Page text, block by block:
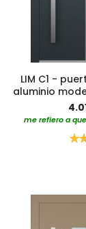
LIM C1 -
aluminio
me refiero a